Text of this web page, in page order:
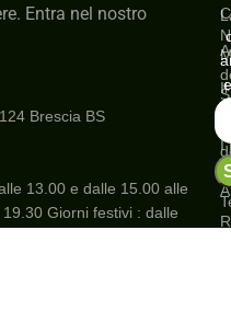
Entra nel nostro
Brescia BS
13.00 e dalle 15.00 alle
Giorni festivi : dalle
I